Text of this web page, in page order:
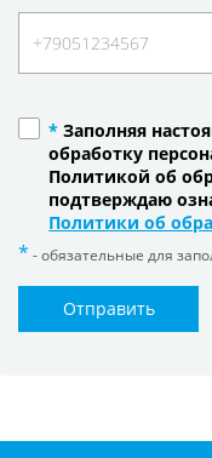
* Заполняя
обработку
Политикой об
подтверждаю
Политики об
- обязательные для
Отправить